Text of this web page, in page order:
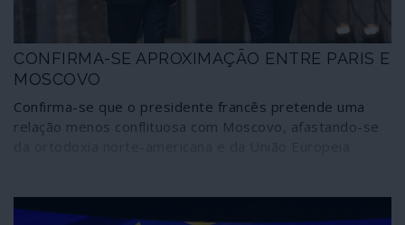
CONFIRMA-SE APROXIMAÇÃO ENTRE PARIS E
MOSCOVO
Confirma-se que o presidente francês pretende uma
relação menos conflituosa com Moscovo, afastando-se